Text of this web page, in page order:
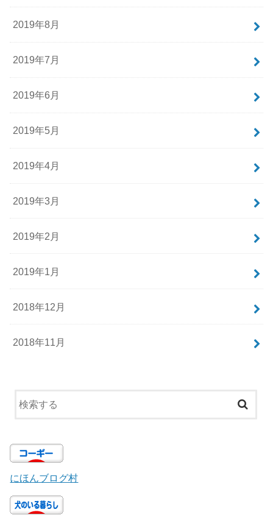
2019年8月
2019年7月
2019年6月
2019年5月
2019年4月
2019年3月
2019年2月
2019年1月
2018年12月
2018年11月
にほんブログ村